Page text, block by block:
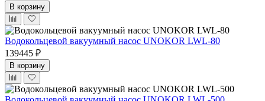
В корзину
Водокольцевой вакуумный насос UNOKOR LWL-80
139445 ₽
В корзину